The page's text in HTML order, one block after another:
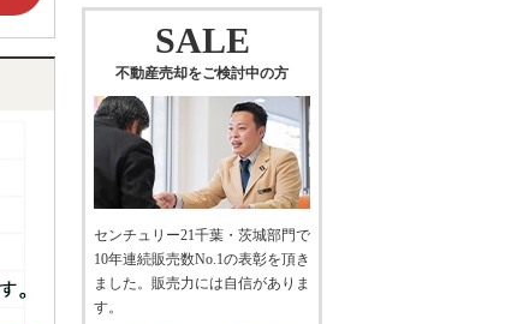
SALE
不動産売却をご検討中の方
センチュリー21千葉・茨城部門で
10年連続販売数No.1の表彰を頂き
ました。販売力には自信がありま
す。